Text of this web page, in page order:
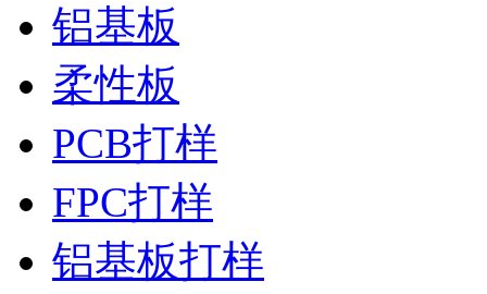
铝基板
柔性板
PCB打样
FPC打样
铝基板打样